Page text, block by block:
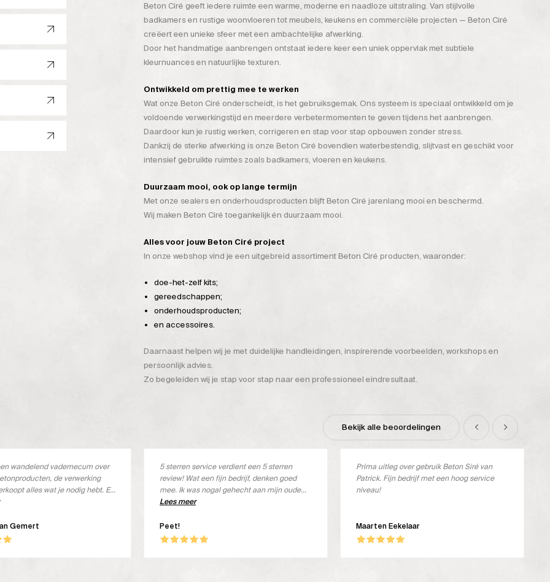
Beton Ciré geeft iedere ruimte een warme, moderne en naadloze uitstraling. Van stijlvolle
badkamers en rustige woonvloeren tot meubels, keukens en commerciële projecten — Beton Ciré
creëert een unieke sfeer met een ambachtelijke afwerking.
Door het handmatige aanbrengen ontstaat iedere keer een uniek oppervlak met subtiele
kleurnuances en natuurlijke texturen.
Ontwikkeld om prettig mee te werken
Wat onze Beton Ciré onderscheidt, is het gebruiksgemak. Ons systeem is speciaal ontwikkeld om je
voldoende verwerkingstijd en meerdere verbetermomenten te geven tijdens het aanbrengen.
Daardoor kun je rustig werken, corrigeren en stap voor stap opbouwen zonder stress.
Dankzij de sterke afwerking is onze Beton Ciré bovendien waterbestendig, slijtvast en geschikt voor
intensief gebruikte ruimtes zoals badkamers, vloeren en keukens.
Duurzaam mooi, ook op lange termijn
Met onze sealers en onderhoudsproducten blijft Beton Ciré jarenlang mooi en beschermd.
Wij maken Beton Ciré toegankelijk én duurzaam mooi.
Alles voor jouw Beton Ciré project
In onze webshop vind je een uitgebreid assortiment Beton Ciré producten, waaronder:
doe-het-zelf kits;
gereedschappen;
onderhoudsproducten;
en accessoires.
Daarnaast helpen wij je met duidelijke handleidingen, inspirerende voorbeelden, workshops en
persoonlijk advies.
Zo begeleiden wij je stap voor stap naar een professioneel eindresultaat.
Bekijk alle beoordelingen
Gemert
wandelend vademecum over
de verwerking
alles wat je nodig hebt. En
goed
Peet!
5 sterren service verdient een 5 sterren
review! Wat een fijn bedrijf, denken goed
mee. Ik was nogal gehecht aan mijn oude
merk, maar deze wordt niet meer verkocht.
product ontvangen, geheel kosteloos en ik
ben om! Wat een goed product, in dit geval
en een prachtige uitstraling. Top!
Lees meer
Maarten Eekelaar
Prima uitleg over gebruik Beton Siré van
Patrick. Fijn bedrijf met een hoog service
niveau!